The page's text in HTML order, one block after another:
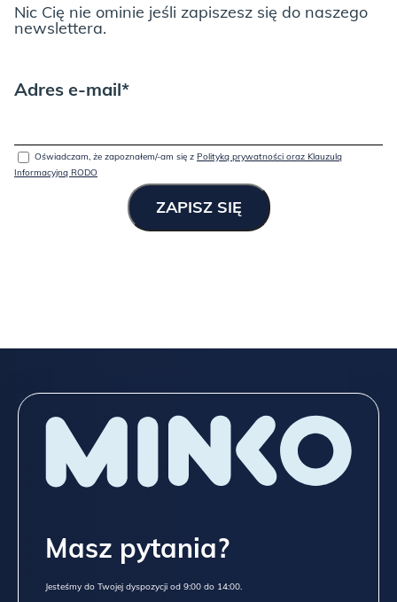
Nic Cię nie ominie jeśli zapiszesz się do naszego
newslettera.
Adres e-mail*
Oświadczam, że zapoznałem/-am się z Polityką prywatności oraz Klauzulą
Informacyjną RODO
Masz pytania?
Jesteśmy do Twojej dyspozycji od 9:00 do 14:00.